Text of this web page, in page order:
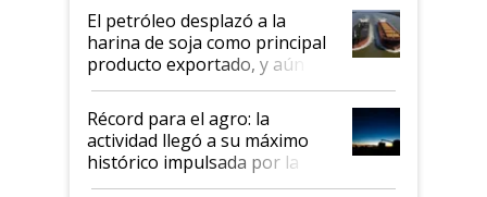
El petróleo desplazó a la
harina de soja como principal
producto exportado, y aún así
el agro aportó casi seis de cada
diez dólares y sostuvo el
liderazgo en un semestre
récord
Récord para el agro: la
actividad llegó a su máximo
histórico impulsada por la
cosecha y las exportaciones